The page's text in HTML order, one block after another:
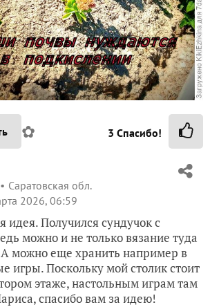
✿ 3 Спасибо!
Саратовская обл.
2026, 06:59
идея. Получился сундучок с
можно и не только вязание туда
А можно еще хранить например в
игры. Поскольку мой столик стоит
этаже, настольным играм там
спасибо вам за идею!